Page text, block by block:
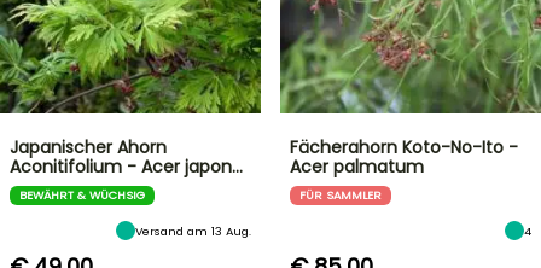
Japanischer Ahorn
Aconitifolium - Acer japon…
BEWÄHRT & WÜCHSIG
Versand am 13 Aug.
Fächerahorn Koto-No-Ito -
Acer palmatum
FÜR SAMMLER
4